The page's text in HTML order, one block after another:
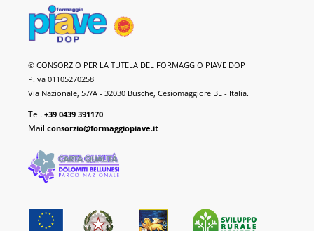
Formaggio
Piave
DOP
© CONSORZIO PER LA TUTELA DEL FORMAGGIO PIAVE DOP
P.Iva 01105270258
Via Nazionale, 57/A - 32030 Busche, Cesiomaggiore BL - Italia.
Tel. +39 0439 391170
Mail consorzio@formaggiopiave.it